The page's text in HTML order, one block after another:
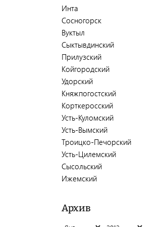
Инта
Сосногорск
Вуктыл
Сыктывдинский
Прилузский
Койгородский
Удорский
Княжпогостский
Корткеросский
Усть-Куломский
Усть-Вымский
Троицко-Печорский
Усть-Цилемский
Сысольский
Ижемский
Архив